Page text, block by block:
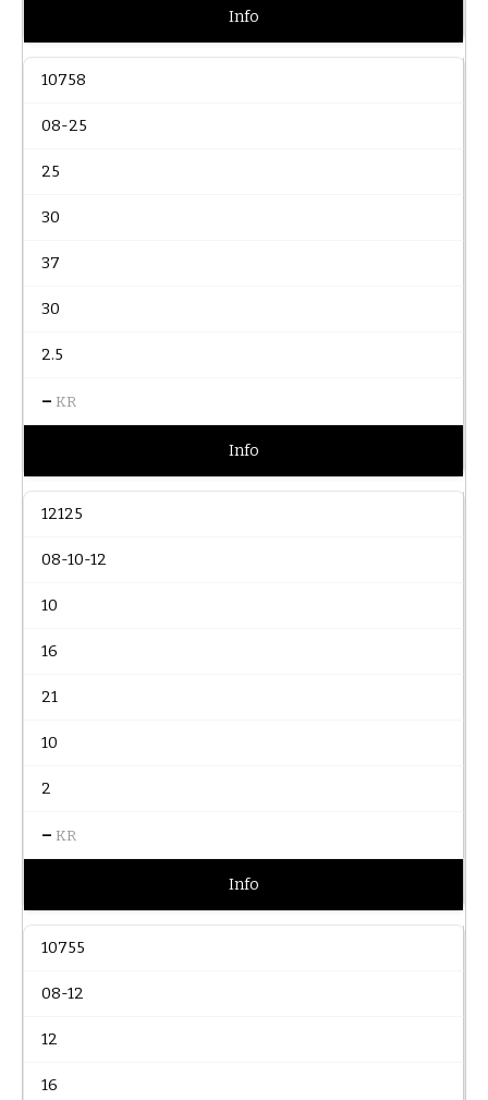
Info
10758
08-25
25
30
37
30
2.5
– KR
Info
12125
08-10-12
10
16
21
10
2
– KR
Info
10755
08-12
12
16